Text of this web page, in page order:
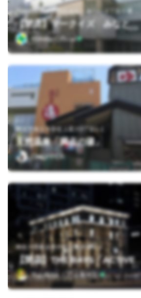
【閉店】マークイズ みなとみらい スポーツオーソリティ店
Runtrip Official
横浜市保土ケ谷区上星川3丁目1-1
天然温泉「満点の湯」
CHOPPER
神奈川県横浜市中区日本大通３４
Yuji Akita（アッキー）